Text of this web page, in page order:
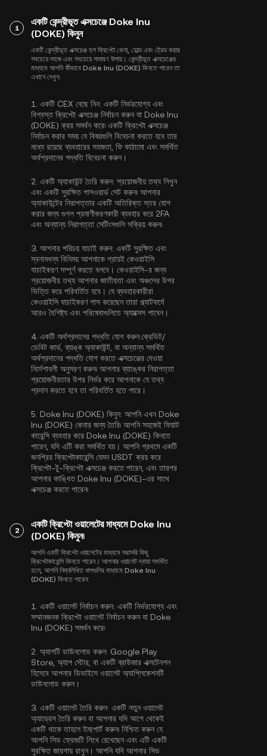
1
একটি কেন্দ্রীভূত এক্সচেঞ্জে Doke Inu
(DOKE) কিনুন
একটি কেন্দ্রীভূত এক্সচেঞ্জ হল ক্রিপ্টো কেনা, হোল্ড এবং ট্রেড করার
সবচেয়ে সহজ এবং সবচেয়ে সাধারণ উপায়। কেন্দ্রীভূত এক্সচেঞ্জের
মাধ্যমে আপনি কীভাবে Doke Inu (DOKE) কিনতে পারেন তা
এখানে দেখুন:
1. একটি CEX বেছে নিন: একটি নির্ভরযোগ্য এবং
বিশ্বস্ত ক্রিপ্টো এক্সচেঞ্জ নির্বাচন করুন যা Doke Inu
(DOKE) ক্রয় সমর্থন করে৷ একটি ক্রিপ্টো এক্সচেঞ্জ
নির্বাচন করার সময় যে বিষয়গুলি বিবেচনা করতে হবে তার
মধ্যে রয়েছে ব্যবহারের সহজতা, ফি কাঠামো এবং সমর্থিত
অর্থপ্রদানের পদ্ধতি বিবেচনা করুন।
2. একটি অ্যাকাউন্ট তৈরি করুন: প্রয়োজনীয় তথ্য লিখুন
এবং একটি সুরক্ষিত পাসওয়ার্ড সেট করুন৷ আপনার
অ্যাকাউন্টের নিরাপত্তার একটি অতিরিক্ত স্তর যোগ
করার জন্য গুগল প্রমাণীকরণকারী ব্যবহার করে 2FA
এবং অন্যান্য নিরাপত্তা সেটিংসগুলি সক্রিয় করুন৷
3. আপনার পরিচয় যাচাই করুন: একটি সুরক্ষিত এবং
স্বনামধন্য বিনিময় আপনাকে প্রায়ই কেওয়াইসি
যাচাইকরণসম্পূর্ণ করতে বলবে। কেওয়াইসি-র জন্য
প্রয়োজনীয় তথ্য আপনার জাতীয়তা এবং অঞ্চলের উপর
ভিত্তি করে পরিবর্তিত হবে। যে ব্যবহারকারীরা
কেওয়াইসি যাচাইকরণ পাস করেছেন তারা প্ল্যাটফর্মে
আরও বৈশিষ্ট্য এবং পরিষেবাগুলিতে অ্যাক্সেস পাবেন।
4. একটি অর্থপ্রদানের পদ্ধতি যোগ করুন:ক্রেডিট/
ডেবিট কার্ড, ব্যাঙ্ক অ্যাকাউন্ট, বা অন্যান্য সমর্থিত
অর্থপ্রদানের পদ্ধতি যোগ করতে এক্সচেঞ্জের দেওয়া
নির্দেশাবলী অনুসরণ করুন৷ আপনার ব্যাঙ্কের নিরাপত্তা
প্রয়োজনীয়তার উপর নির্ভর করে আপনাকে যে তথ্য
প্রদান করতে হবে তা পরিবর্তিত হতে পারে।
5. Doke Inu (DOKE) কিনুন: আপনি এখন Doke
Inu (DOKE) কেনার জন্য তৈরি৷ আপনি সহজেই ফিয়াট
কারেন্সি ব্যবহার করে Doke Inu (DOKE) কিনতে
পারেন, যদি এটি করা সমর্থিত হয়। আপনি প্রথমে একটি
জনপ্রিয় ক্রিপ্টোকারেন্সি যেমনUSDT ক্রয় করে
ক্রিপ্টো-টু-ক্রিপ্টো এক্সচেঞ্জ করতে পারেন, এবং তারপর
আপনার কাঙ্খিত Doke Inu (DOKE)-এর সাথে
এক্সচেঞ্জ করতে পারেন৷
2
একটি ক্রিপ্টো ওয়ালেটের মাধ্যমে Doke Inu
(DOKE) কিনুন৷
আপনি একটি ক্রিপ্টো ওয়ালেটের মাধ্যমে সরাসরি কিছু
ক্রিপ্টোকারেন্সি কিনতে পারেন। আপনার ওয়ালেট দ্বারা সমর্থিত
হলে, আপনি নিম্নলিখিত ধাপগুলির মাধ্যমে Doke Inu
(DOKE) কিনতে পারেন:
1. একটি ওয়ালেট নির্বাচন করুন: একটি নির্ভরযোগ্য এবং
সম্মানজনক ক্রিপ্টো ওয়ালেট নির্বাচন করুন যা Doke
Inu (DOKE) সমর্থন করে৷
2. অ্যাপটি ডাউনলোড করুন: Google Play
Store, অ্যাপ স্টোর, বা একটি ব্রাউজার এক্সটেনশন
হিসেবে আপনার ডিভাইসে ওয়ালেট অ্যাপ্লিকেশনটি
ডাউনলোড করুন।
3. একটি ওয়ালেট তৈরি করুন: একটি নতুন ওয়ালেট
অ্যাড্রেস তৈরি করুন বা আপনার যদি আগে থেকেই
একটি থাকে তাহলে ইমপোর্ট করুন৷ নিশ্চিত করুন যে
আপনি সিড ফ্রেজটি লিখে রেখেছেন এবং এটি একটি
সুরক্ষিত জায়গায় রাখুন। আপনি যদি আপনার সিড